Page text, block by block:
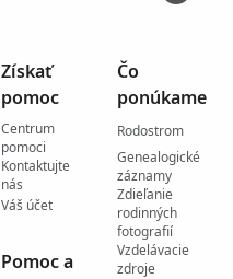
Získať
pomoc
Centrum
pomoci
Kontaktujte
nás
Váš účet
Pomoc a
Čo
ponúkame
Rodostrom
Genealogické
záznamy
Zdieľanie
rodinných
fotografií
Vzdelávacie
zdroje